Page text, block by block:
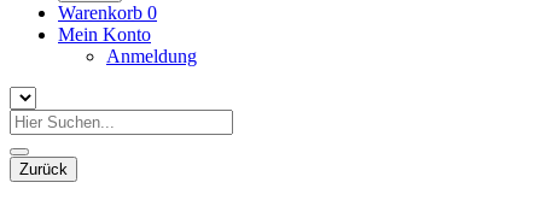
Warenkorb 0
Mein Konto
Anmeldung
Zurück